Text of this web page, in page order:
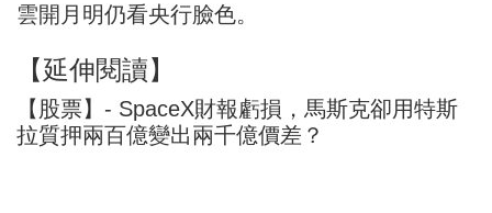
雲開月明仍看央行臉色。
【延伸閱讀】
【股票】- SpaceX財報虧損，馬斯克卻用特斯
拉質押兩百億變出兩千億價差？